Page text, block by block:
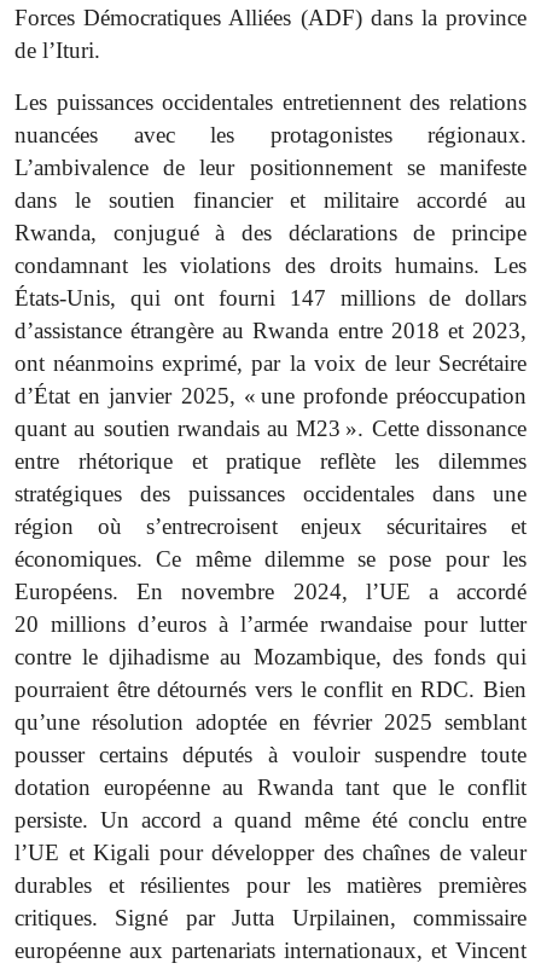
Forces Démocratiques Alliées (ADF) dans la province
de l’Ituri.
Les puissances occidentales entretiennent des relations
nuancées avec les protagonistes régionaux.
L’ambivalence de leur positionnement se manifeste
dans le soutien financier et militaire accordé au
Rwanda, conjugué à des déclarations de principe
condamnant les violations des droits humains. Les
États-Unis, qui ont fourni 147 millions de dollars
d’assistance étrangère au Rwanda entre 2018 et 2023,
ont néanmoins exprimé, par la voix de leur Secrétaire
d’État en janvier 2025, « une profonde préoccupation
quant au soutien rwandais au M23 ». Cette dissonance
entre rhétorique et pratique reflète les dilemmes
stratégiques des puissances occidentales dans une
région où s’entrecroisent enjeux sécuritaires et
économiques. Ce même dilemme se pose pour les
Européens. En novembre 2024, l’UE a accordé
20 millions d’euros à l’armée rwandaise pour lutter
contre le djihadisme au Mozambique, des fonds qui
pourraient être détournés vers le conflit en RDC. Bien
qu’une résolution adoptée en février 2025 semblant
pousser certains députés à vouloir suspendre toute
dotation européenne au Rwanda tant que le conflit
persiste. Un accord a quand même été conclu entre
l’UE et Kigali pour développer des chaînes de valeur
durables et résilientes pour les matières premières
critiques. Signé par Jutta Urpilainen, commissaire
européenne aux partenariats internationaux, et Vincent